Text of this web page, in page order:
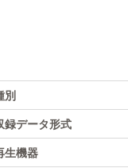
別
録データ形式
生機器